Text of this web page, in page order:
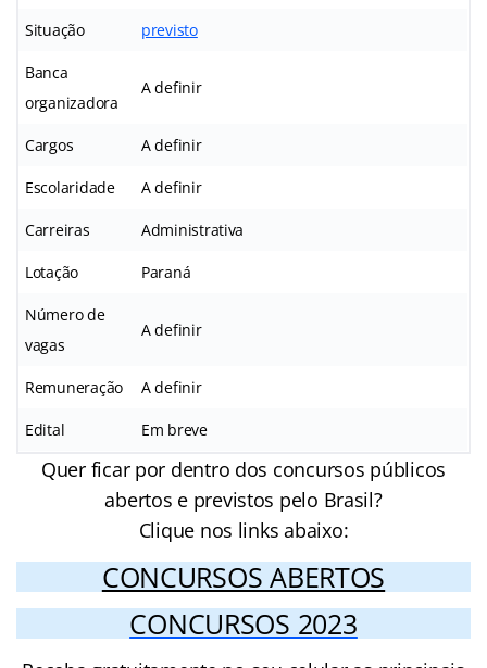
Situação previsto
Banca
organizadora
A definir
Cargos A definir
Escolaridade A definir
Carreiras Administrativa
Lotação Paraná
Número de
vagas
A definir
Remuneração A definir
Edital Em breve
Quer ficar por dentro dos concursos públicos
abertos e previstos pelo Brasil?
Clique nos links abaixo:
CONCURSOS ABERTOS
CONCURSOS 2023